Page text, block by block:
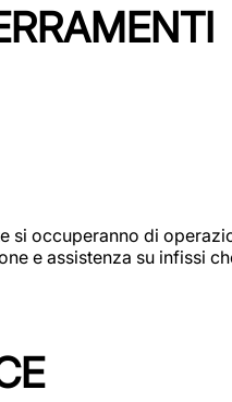
si occuperanno di
e assistenza su infissi